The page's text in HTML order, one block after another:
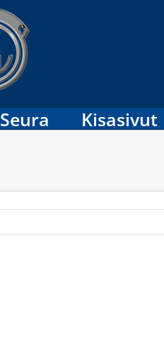
Seura Kisasivut